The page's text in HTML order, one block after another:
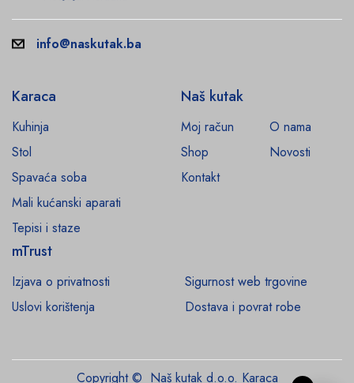
info@naskutak.ba
Karaca
Kuhinja
Stol
Spavaća soba
Mali kućanski aparati
Tepisi i staze
Naš kutak
Moj račun
O nama
Shop
Novosti
Kontakt
mTrust
Izjava o privatnosti
Sigurnost web trgovine
Uslovi korištenja
Dostava i povrat robe
Copyright © Naš kutak d.o.o. Karaca